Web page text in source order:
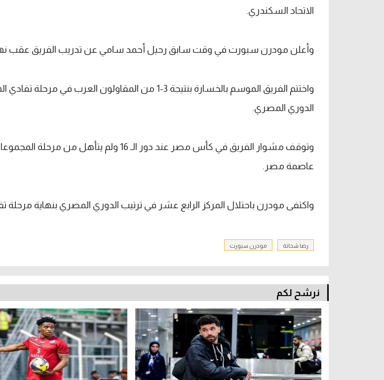
الاتحاد السكندري.
وأعلن مودرن سبورت في وقت سابق رحيل أحمد سامي عن تدريب الفريق عقب
واختتم الفريق الموسم بالخسارة بنتيجة 3-1 من المقاولون العرب في
الدوري المصري.
وتوقف مشوار الفريق في كأس مصر عند دور الـ 16 ولم يتأهل
عاصمة مصر.
واكتفى مودرن باحتلال المركز الرابع عشر في ترتيب الدوري المصري بنهاية مرحلة
رضا شحاتة مودرن سبورت
نرشح لكم